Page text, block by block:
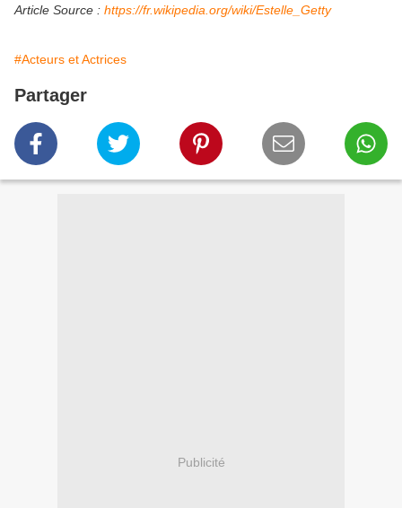
Article Source : https://fr.wikipedia.org/wiki/Estelle_Getty
#Acteurs et Actrices
Partager
Publicité